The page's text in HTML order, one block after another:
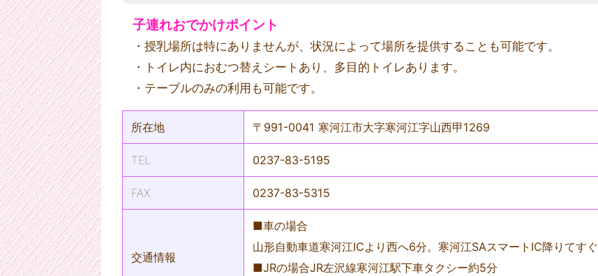
子連れおでかけポイント
・授乳場所は特にありませんが、状況によって場所を提供することも可能です。
・トイレ内におむつ替えシートあり、多目的トイレあります。
・テーブルのみの利用も可能です。
所在地 〒991-0041 寒河江市大字寒河江字山西甲1269
TEL 0237-83-5195
FAX 0237-83-5315
交通情報
■車の場合
山形自動車道寒河江ICより西へ6分。寒河江SAスマートIC降りてすぐ
■JRの場合JR左沢線寒河江駅下車タクシー約5分